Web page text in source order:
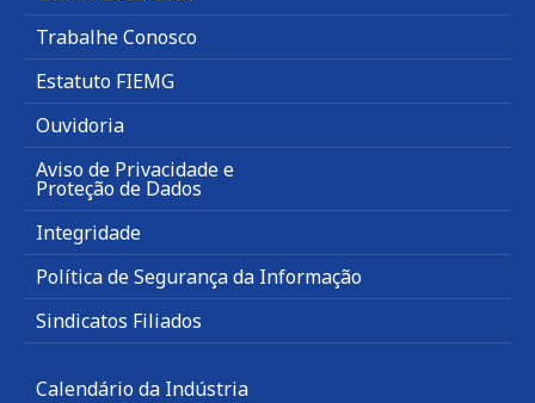
Trabalhe Conosco
Estatuto FIEMG
Ouvidoria
Aviso de Privacidade e
Proteção de Dados
Integridade
Política de Segurança da Informação
Sindicatos Filiados
Calendário da Indústria